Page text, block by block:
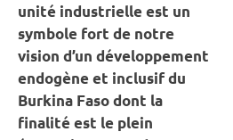
unité industrielle est un
symbole fort de notre
vision d’un développement
endogène et inclusif du
Burkina Faso dont la
finalité est le plein